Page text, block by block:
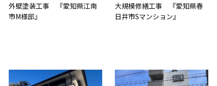
外壁塗装工事 『愛知県江南
市M様邸』
大規模修繕工事 『愛知県春
日井市Sマンション』